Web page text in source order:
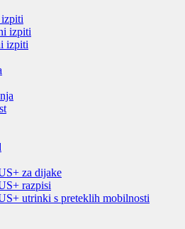
izpiti
izpiti
za dijake
razpisi
utrinki s preteklih mobilnosti